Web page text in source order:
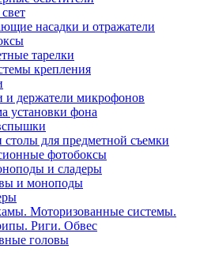
насадки и отражатели
тарелки
крепления
и держатели микрофонов
установки фона
для предметной съемки
фотобоксы
и сладеры
и моноподы
Моторизованные системы.
Риги. Обвес
головы